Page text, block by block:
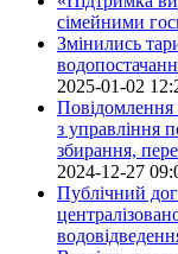
сімейними
Змінились
2025-01-02
Повідомлення
з управління
збирання,
2024-12-27
Публічний